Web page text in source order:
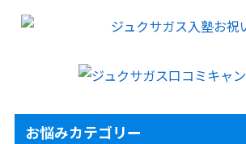
お悩みカテゴリー